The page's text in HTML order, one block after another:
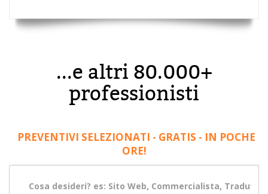
...e altri 80.000+
professionisti
PREVENTIVI SELEZIONATI - GRATIS - IN POCHE
ORE!